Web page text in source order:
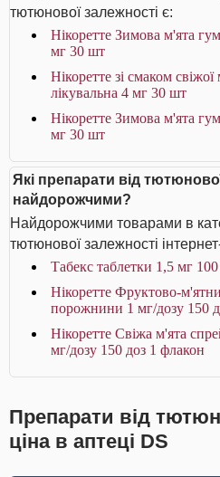
тютюнової залежності є:
Нікоретте Зимова м'ята
мг 30 шт
Нікоретте зі смаком
лікувальна 4 мг 30 шт
Нікоретте Зимова м'ята
мг 30 шт
Які препарати від
найдорожчими?
Найдорожчими товарами в
тютюнової залежності
Табекс таблетки 1,5 мг
Нікоретте Фруктово-
порожнини 1 мг/дозу 150
Нікоретте Свіжа м'ята
мг/дозу 150 доз 1 флакон
Препарати від
ціна в аптеці DS